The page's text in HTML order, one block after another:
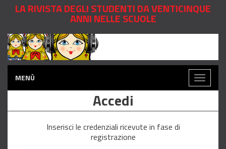
LA RIVISTA DEGLI STUDENTI DA VENTICINQUE
ANNI NELLE SCUOLE
MENÙ
Toggle
Accedi
Inserisci le credenziali ricevute in fase di
registrazione